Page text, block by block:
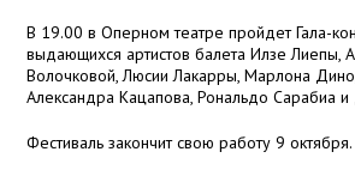
В 19.00 в Оперном театре пройдет Гала-
выдающихся артистов балета Илзе Лиепы,
Волочковой, Люсии Лакарры, Марлона
Александра Кацапова, Рональдо Сарабиа и
Фестиваль закончит свою работу 9 октября.